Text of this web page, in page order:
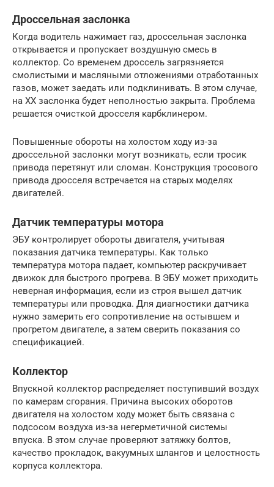
Дроссельная заслонка
Когда водитель нажимает газ, дроссельная заслонка
открывается и пропускает воздушную смесь в
коллектор. Со временем дроссель загрязняется
смолистыми и масляными отложениями отработанных
газов, может заедать или подклинивать. В этом случае,
на ХХ заслонка будет неполностью закрыта. Проблема
решается очисткой дросселя карбклинером.
Повышенные обороты на холостом ходу из-за
дроссельной заслонки могут возникать, если тросик
привода перетянут или сломан. Конструкция тросового
привода дросселя встречается на старых моделях
двигателей.
Датчик температуры мотора
ЭБУ контролирует обороты двигателя, учитывая
показания датчика температуры. Как только
температура мотора падает, компьютер раскручивает
движок для быстрого прогрева. В ЭБУ может приходить
неверная информация, если из строя вышел датчик
температуры или проводка. Для диагностики датчика
нужно замерить его сопротивление на остывшем и
прогретом двигателе, а затем сверить показания со
спецификацией.
Коллектор
Впускной коллектор распределяет поступивший воздух
по камерам сгорания. Причина высоких оборотов
двигателя на холостом ходу может быть связана с
подсосом воздуха из-за негерметичной системы
впуска. В этом случае проверяют затяжку болтов,
качество прокладок, вакуумных шлангов и целостность
корпуса коллектора.